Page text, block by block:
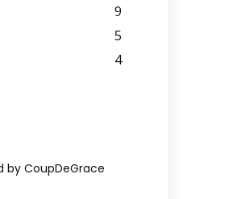
9
5
4
by CoupDeGrace